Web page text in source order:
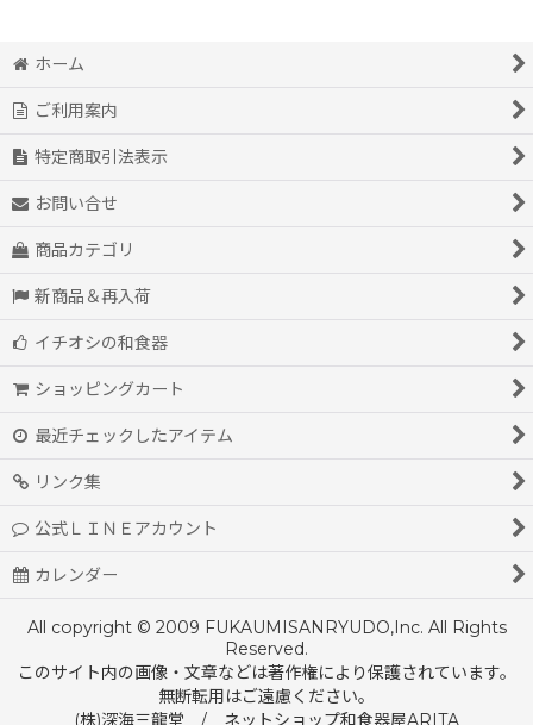
ホーム
ご利用案内
特定商取引法表示
お問い合せ
商品カテゴリ
新商品＆再入荷
イチオシの和食器
ショッピングカート
最近チェックしたアイテム
リンク集
公式ＬＩＮＥアカウント
カレンダー
All copyright © 2009 FUKAUMISANRYUDO,Inc. All Rights
Reserved.
このサイト内の画像・文章などは著作権により保護されています。
無断転用はご遠慮ください。
(株)深海三龍堂 / ネットショップ和食器屋ARITA